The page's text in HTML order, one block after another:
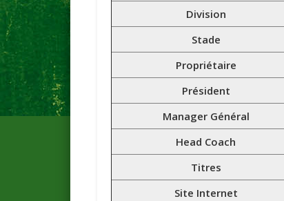
Division
Stade
Propriétaire
Président
Manager Général
Head Coach
Titres
Site Internet